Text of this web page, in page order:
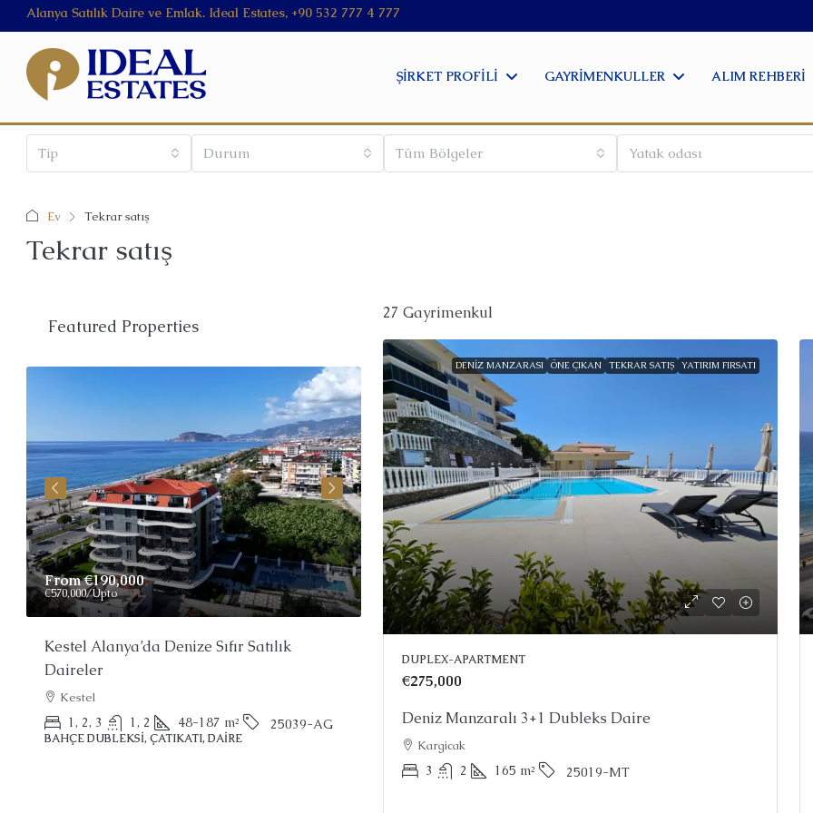
Alanya Satılık Daire ve Emlak. Ideal Estates, +90 532 777 4 777
ŞIRKET PROFILI GAYRIMENKULLER ALIM REHBERI
Tip Durum Tüm Bölgeler Yatak odası
Ev Tekrar satış
Tekrar satış
27 Gayrimenkul
DENIZ MANZARASI ÖNE ÇIKAN TEKRAR SATIŞ YATIRIM FIRSATI
DUPLEX-APARTMENT
€275,000
Deniz Manzaralı 3+1 Dubleks Daire
Kargicak
3 2 165 m² 25019-MT
Featured Properties
From€190,000
€570,000/Upto
Kestel Alanya’da Denize Sıfır Satılık
Daireler
Kestel
1, 2, 3 1, 2 48-187 m² 25039-AG
BAHÇE DUBLEKSI, ÇATIKATI, DAIRE
Price On Request
Alanya, Kargicak
ÇATIKATI
Price on
BAHÇE